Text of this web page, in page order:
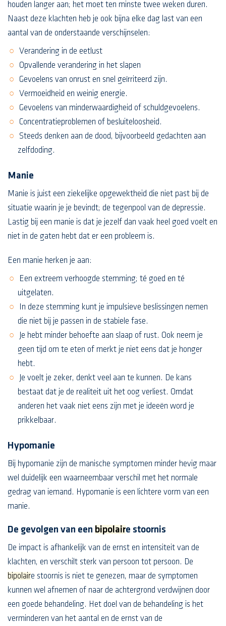
houden langer aan; het moet ten minste twee weken duren.
Naast deze klachten heb je ook bijna elke dag last van een
aantal van de onderstaande verschijnselen:
Verandering in de eetlust
Opvallende verandering in het slapen
Gevoelens van onrust en snel geïrriteerd zijn.
Vermoeidheid en weinig energie.
Gevoelens van minderwaardigheid of schuldgevoelens.
Concentratieproblemen of besluiteloosheid.
Steeds denken aan de dood, bijvoorbeeld gedachten aan
zelfdoding.
Manie
Manie is juist een ziekelijke opgewektheid die niet past bij de
situatie waarin je je bevindt; de tegenpool van de depressie.
Lastig bij een manie is dat je jezelf dan vaak heel goed voelt en
niet in de gaten hebt dat er een probleem is.
Een manie herken je aan:
Een extreem verhoogde stemming; té goed en té
uitgelaten.
In deze stemming kunt je impulsieve beslissingen nemen
die niet bij je passen in de stabiele fase.
Je hebt minder behoefte aan slaap of rust. Ook neem je
geen tijd om te eten of merkt je niet eens dat je honger
hebt.
Je voelt je zeker, denkt veel aan te kunnen. De kans
bestaat dat je de realiteit uit het oog verliest. Omdat
anderen het vaak niet eens zijn met je ideeën word je
prikkelbaar.
Hypomanie
Bij hypomanie zijn de manische symptomen minder hevig maar
wel duidelijk een waarneembaar verschil met het normale
gedrag van iemand. Hypomanie is een lichtere vorm van een
manie.
De gevolgen van een bipolaire stoornis
De impact is afhankelijk van de ernst en intensiteit van de
klachten, en verschilt sterk van persoon tot persoon. De
bipolaire stoornis is niet te genezen, maar de symptomen
kunnen wel afnemen of naar de achtergrond verdwijnen door
een goede behandeling. Het doel van de behandeling is het
verminderen van het aantal en de ernst van de